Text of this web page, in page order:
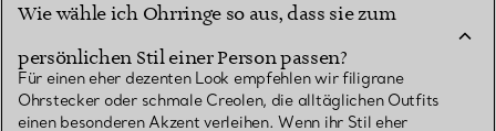
Wie wähle ich Ohrringe so aus, dass sie zum
persönlichen Stil einer Person passen?
Für einen eher dezenten Look empfehlen wir filigrane
Ohrstecker oder schmale Creolen, die alltäglichen Outfits
einen besonderen Akzent verleihen. Wenn ihr Stil eher